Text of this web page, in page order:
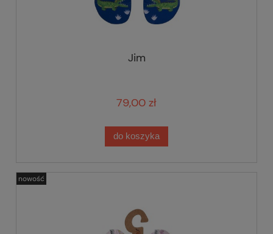
Jim
79,00 zł
do koszyka
nowość